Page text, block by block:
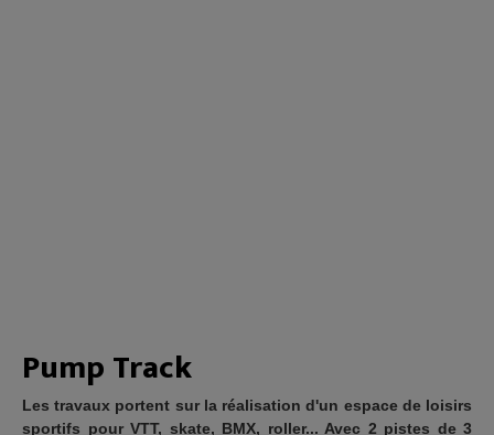
Pump Track
Les travaux portent sur la réalisation d'un espace de loisirs
sportifs pour VTT, skate, BMX, roller... Avec 2 pistes de 3